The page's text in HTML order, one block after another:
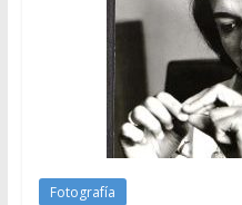
Fotografía